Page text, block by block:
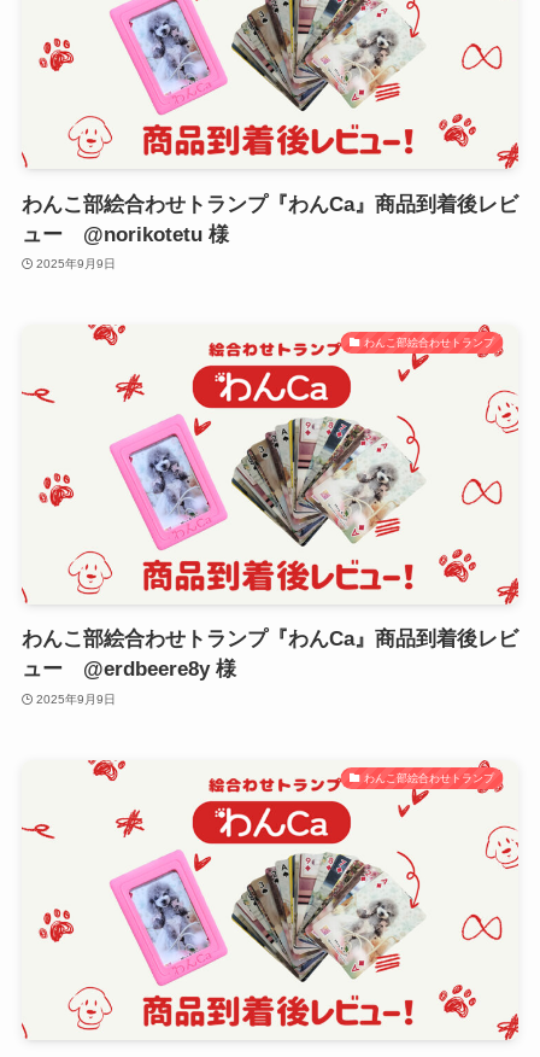
わんこ部絵合わせトランプ『わんCa』商品到着後レビ
ュー @norikotetu 様
2025年9月9日
わんこ部絵合わせトランプ
わんこ部絵合わせトランプ『わんCa』商品到着後レビ
ュー @erdbeere8y 様
2025年9月9日
わんこ部絵合わせトランプ